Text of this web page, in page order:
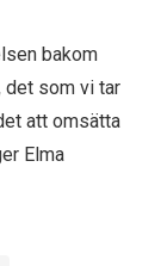
bakom
som vi tar
att omsätta
Elma